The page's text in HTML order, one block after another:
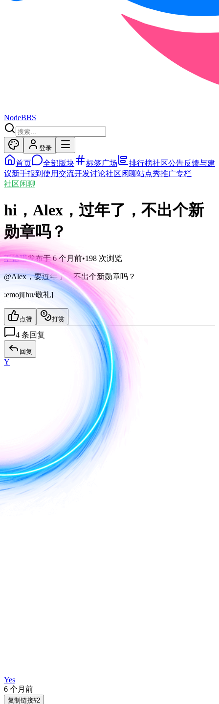
NodeBBS
登录
首页 全部版块 标签广场 排行榜社区公告反馈与建
议新手报到 使用交流开发讨论社区闲聊站点秀推广专栏
社区闲聊
hi，Alex，过年了，不出个新
勋章吗？
不错哦发布于6 个月前•198 次浏览
@Alex，要过年了，不出个新勋章吗？
:emoji[hu/敬礼]
点赞 打赏
4 条回复
回复
Y
Yes
6 个月前
复制链接#2